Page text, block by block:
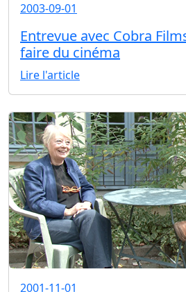
2003-09-01
Entrevue avec Cobra
faire du cinéma
Lire l'article
2001-11-01